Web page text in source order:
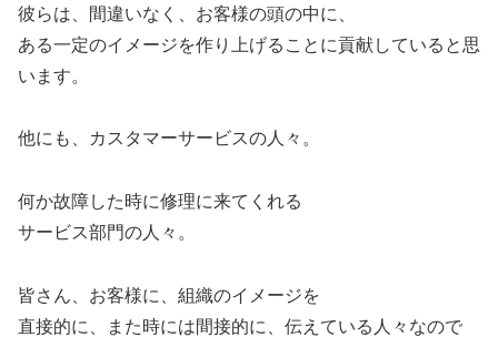
彼らは、間違いなく、お客様の頭の中に、
ある一定のイメージを作り上げることに貢献していると思
います。
他にも、カスタマーサービスの人々。
何か故障した時に修理に来てくれる
サービス部門の人々。
皆さん、お客様に、組織のイメージを
直接的に、また時には間接的に、伝えている人々なので